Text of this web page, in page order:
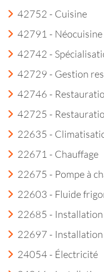
42752 - Cuisine
42791 - Néocuisine
42742 -
42729 - Gestion
42746 -
42725 -
22635 -
22671 - Chauffage
22675 - Pompe à
22603 - Fluide
22685 -
22697 -
24054 - Électricité